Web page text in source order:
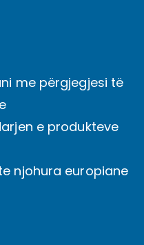
me përgjegjesi të
e produkteve
njohura europiane